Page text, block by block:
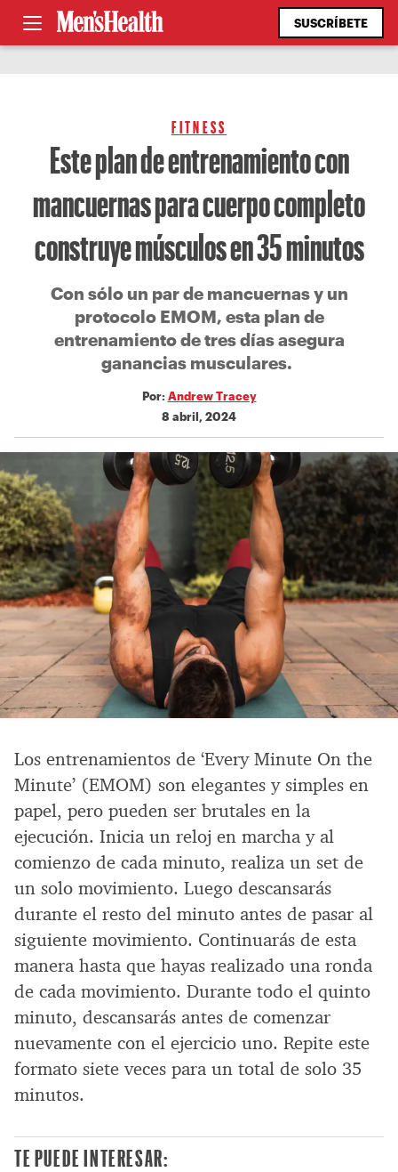
SUSCRÍBETE
FITNESS
Este plan de entrenamiento con
mancuernas para cuerpo completo
construye músculos en 35 minutos
Con sólo un par de mancuernas y un
protocolo EMOM, esta plan de
entrenamiento de tres días asegura
ganancias musculares.
Por: Andrew Tracey
8 abril, 2024
Los entrenamientos de ‘Every Minute On the
Minute’ (EMOM) son elegantes y simples en
papel, pero pueden ser brutales en la
ejecución. Inicia un reloj en marcha y al
comienzo de cada minuto, realiza un set de
un solo movimiento. Luego descansarás
durante el resto del minuto antes de pasar al
siguiente movimiento. Continuarás de esta
manera hasta que hayas realizado una ronda
de cada movimiento. Durante todo el quinto
minuto, descansarás antes de comenzar
nuevamente con el ejercicio uno. Repite este
formato siete veces para un total de solo 35
minutos.
TE PUEDE INTERESAR: